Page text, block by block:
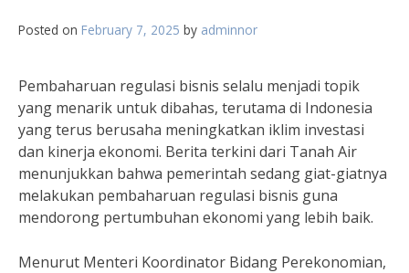
Posted on February 7, 2025 by adminnor
Pembaharuan regulasi bisnis selalu menjadi topik
yang menarik untuk dibahas, terutama di Indonesia
yang terus berusaha meningkatkan iklim investasi
dan kinerja ekonomi. Berita terkini dari Tanah Air
menunjukkan bahwa pemerintah sedang giat-giatnya
melakukan pembaharuan regulasi bisnis guna
mendorong pertumbuhan ekonomi yang lebih baik.
Menurut Menteri Koordinator Bidang Perekonomian,